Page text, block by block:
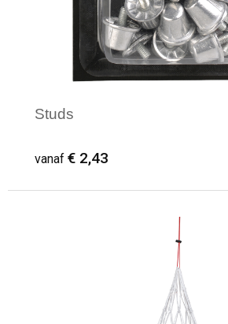
Studs
vanaf € 2,43
Minimale afname: 10